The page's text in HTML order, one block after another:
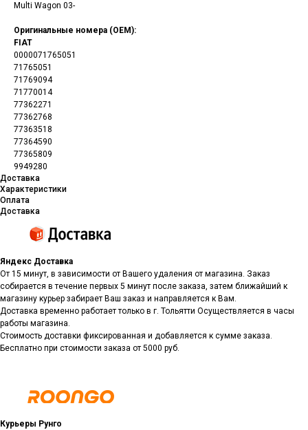
Multi Wagon 03-
Оригинальные номера (OEM):
FIAT
0000071765051
71765051
71769094
71770014
77362271
77362768
77363518
77364590
77365809
9949280
Доставка
Характеристики
Оплата
Доставка
Яндекс Доставка
От 15 минут, в зависимости от Вашего удаления от магазина. Заказ
собирается в течение первых 5 минут после заказа, затем ближайший к
магазину курьер забирает Ваш заказ и направляется к Вам.
Доставка временно работает только в г. Тольятти Осуществляется в часы
работы магазина.
Стоимость доставки фиксированная и добавляется к сумме заказа.
Бесплатно при стоимости заказа от 5000 руб.
Курьеры Рунго